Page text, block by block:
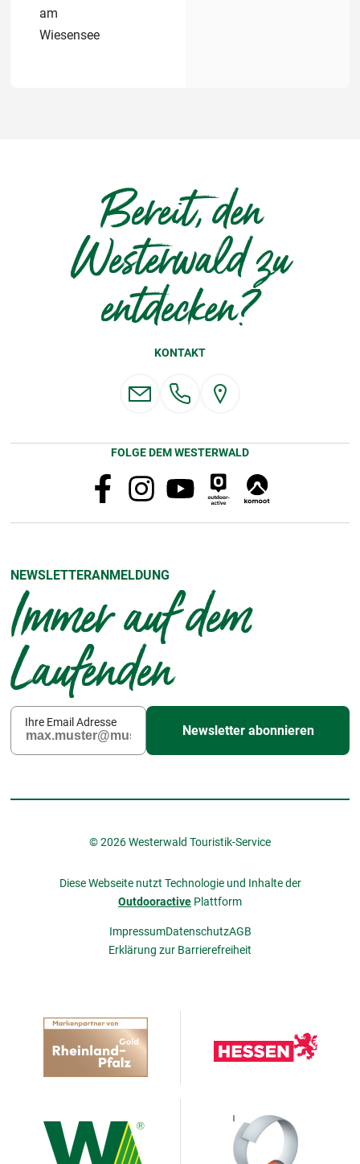
am
Wiesensee
Bereit, den
Westerwald zu
entdecken?
KONTAKT
FOLGE DEM WESTERWALD
NEWSLETTERANMELDUNG
Immer auf dem
Laufenden
Ihre Email Adresse
Newsletter abonnieren
© 2026 Westerwald Touristik-Service
Diese Webseite nutzt Technologie und Inhalte der
Outdooractive Plattform
ImpressumDatenschutzAGB
Erklärung zur Barrierefreiheit